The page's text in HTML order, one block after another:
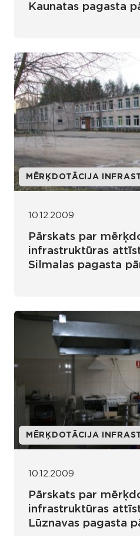
Kaunatas pagasta
MĒRĶDOTĀCIJA
10.12.2009
Pārskats par
infrastruktūras
Silmalas pagasta
MĒRĶDOTĀCIJA
10.12.2009
Pārskats par
infrastruktūras
Lūznavas pagasta